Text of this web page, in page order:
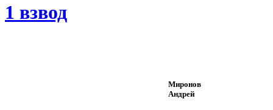
1 взвод
Миронов
Андрей